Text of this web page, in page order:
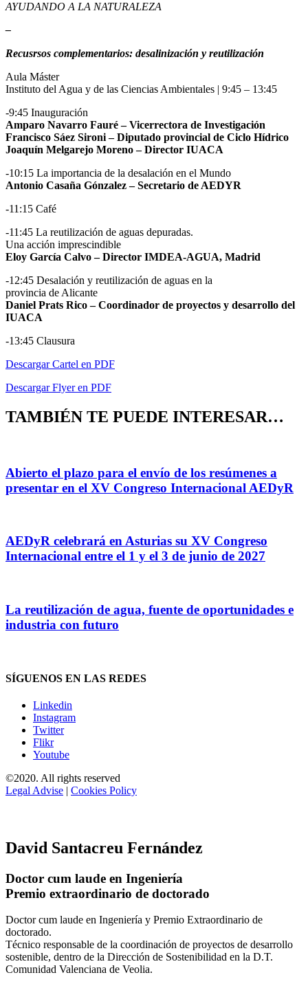
AYUDANDO A LA NATURALEZA
–
Recusrsos complementarios: desalinización y reutilización
Aula Máster
Instituto del Agua y de las Ciencias Ambientales | 9:45 – 13:45
-9:45 Inauguración
Amparo Navarro Fauré – Vicerrectora de Investigación
Francisco Sáez Sironi – Diputado provincial de Ciclo Hídrico
Joaquín Melgarejo Moreno – Director IUACA
-10:15 La importancia de la desalación en el Mundo
Antonio Casaña Gónzalez – Secretario de AEDYR
-11:15 Café
-11:45 La reutilización de aguas depuradas.
Una acción imprescindible
Eloy García Calvo – Director IMDEA-AGUA, Madrid
-12:45 Desalación y reutilización de aguas en la
provincia de Alicante
Daniel Prats Rico – Coordinador de proyectos y desarrollo del
IUACA
-13:45 Clausura
Descargar Cartel en PDF
Descargar Flyer en PDF
TAMBIÉN TE PUEDE INTERESAR…
Abierto el plazo para el envío de los resúmenes a
presentar en el XV Congreso Internacional AEDyR
AEDyR celebrará en Asturias su XV Congreso
Internacional entre el 1 y el 3 de junio de 2027
La reutilización de agua, fuente de oportunidades e
industria con futuro
SÍGUENOS EN LAS REDES
Linkedin
Instagram
Twitter
Flikr
Youtube
©2020. All rights reserved
Legal Advise | Cookies Policy
David Santacreu Fernández
Doctor cum laude en Ingeniería
Premio extraordinario de doctorado
Doctor cum laude en Ingeniería y Premio Extraordinario de
doctorado.
Técnico responsable de la coordinación de proyectos de desarrollo
sostenible, dentro de la Dirección de Sostenibilidad en la D.T.
Comunidad Valenciana de Veolia.